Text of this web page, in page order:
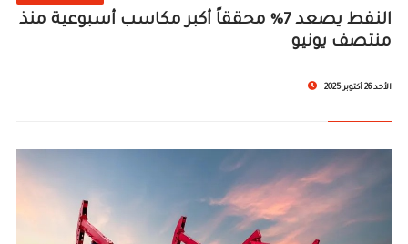
النفط يصعد 7% محققاً أكبر مكاسب أسبوعية منذ
منتصف يونيو
الأحد 26 أكتوبر 2025